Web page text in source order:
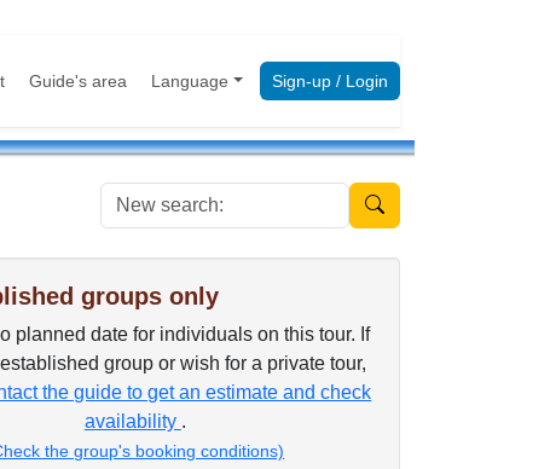
Guide's area Language Sign-up / Login
New search:
groups only
planned date for individuals on this tour. If
group or wish for a private tour,
the guide to get an estimate and check
availability .
the group's booking conditions)